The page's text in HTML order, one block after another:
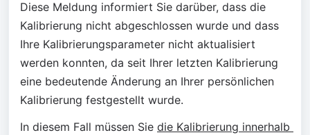
Diese Meldung informiert Sie darüber, dass die
Kalibrierung nicht abgeschlossen wurde und dass
Ihre Kalibrierungsparameter nicht aktualisiert
werden konnten, da seit Ihrer letzten Kalibrierung
eine bedeutende Änderung an Ihrer persönlichen
Kalibrierung festgestellt wurde.
In diesem Fall müssen Sie die Kalibrierung innerhalb